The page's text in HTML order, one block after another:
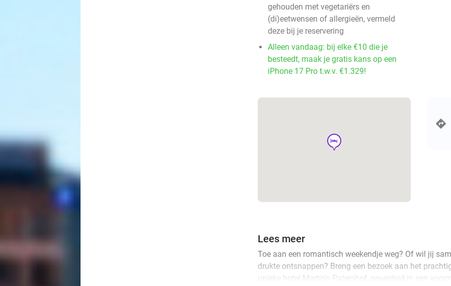
gehouden met vegetariërs en
(di)eetwensen of allergieën, vermeld
deze bij je reservering
Alleen vandaag: bij elke €10 die je
besteedt, maak je gratis kans op een
iPhone 17 Pro t.w.v. €1.329!
hotel
Lees meer
Toe aan een romantisch weekendje weg? Of wil jij
drukte ontsnappen? Breng een bezoek aan het
unieke hotel Martin's Patershof, gevestigd in een